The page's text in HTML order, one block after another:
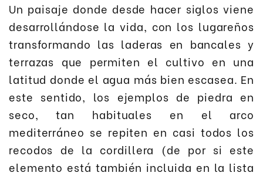
Un paisaje donde desde hacer siglos viene
desarrollándose la vida, con los lugareños
transformando las laderas en bancales y
terrazas que permiten el cultivo en una
latitud donde el agua más bien escasea. En
este sentido, los ejemplos de piedra en
seco, tan habituales en el arco
mediterráneo se repiten en casi todos los
recodos de la cordillera (de por si este
elemento está también incluida en la lista